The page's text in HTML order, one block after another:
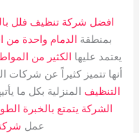
افضل شركة تنظيف فلل
بمنطقة الدمام واحدة
يعتمد عليها الكثير من
أنها تتميز كثيراً عن شركات
التنظيف المنزلية بكل ما
الشركة يتمتع بالخبرة
عمل